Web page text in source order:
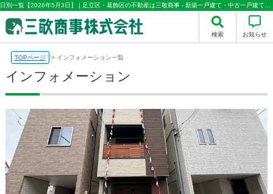
検索 お知らせ
TOPページ > インフォメーション一覧
インフォメーション